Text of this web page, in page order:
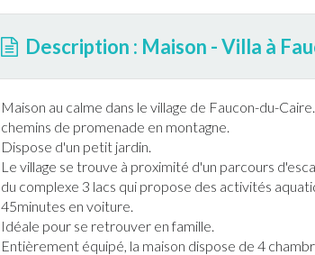
Description : Maison - Villa à
Maison au calme dans le village de Faucon-du-Caire
chemins de promenade en montagne.
Dispose d'un petit jardin.
Le village se trouve à proximité d'un parcours
du complexe 3 lacs qui propose des activités
45minutes en voiture.
Idéale pour se retrouver en famille.
Entièrement équipé, la maison dispose de 4